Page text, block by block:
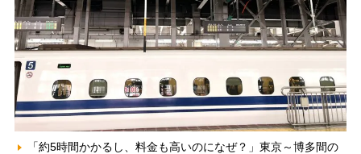
「約5時間かかるし、料金も高いのになぜ？」東京～博多間の